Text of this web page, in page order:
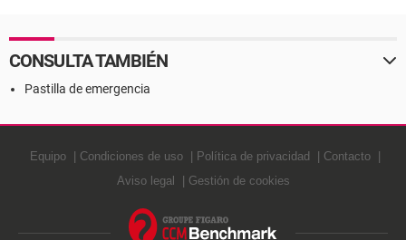
CONSULTA TAMBIÉN
Pastilla de emergencia
Equipo Condiciones de uso Política de privacidad
Contacto
Aviso legal
Gestión de cookies